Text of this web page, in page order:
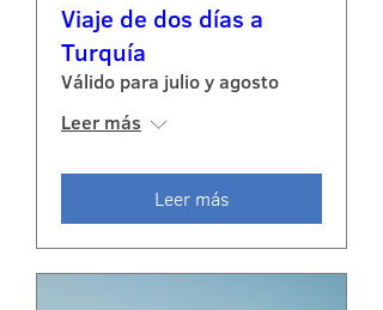
Viaje de dos días a
Turquía
Válido para julio y agosto
Leer más
Leer más